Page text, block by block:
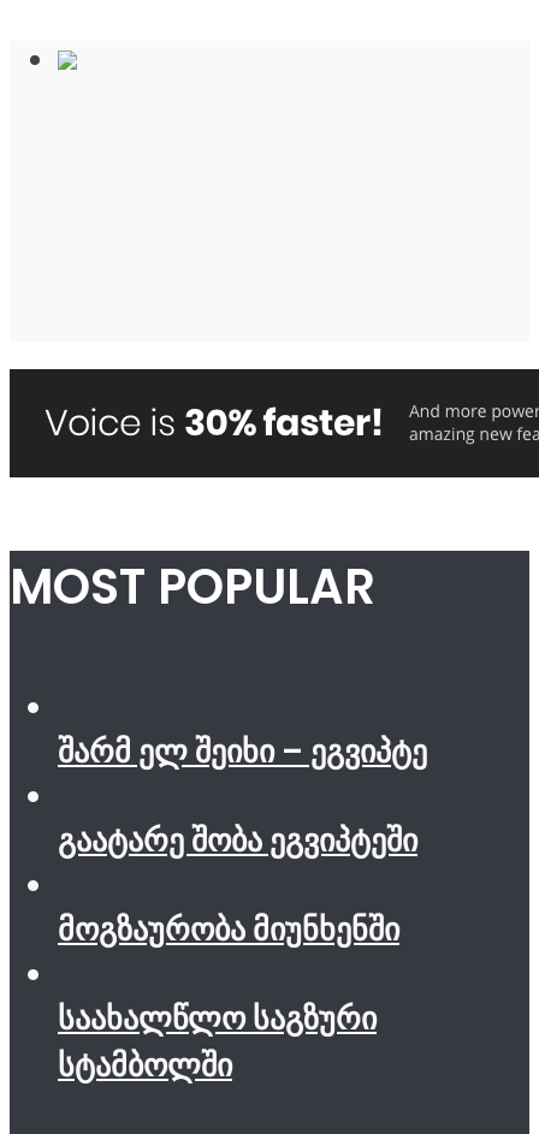
MOST POPULAR
შარმ ელ შეიხი – ეგვიპტე
გაატარე შობა ეგვიპტეში
მოგზაურობა მიუნხენში
საახალწლო საგზური
სტამბოლში